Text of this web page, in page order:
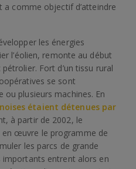
a comme objectif d’atteindre
les énergies
l’éolien, remonte au début
Fort d’un tissu rural
se sont
ou plusieurs machines. En
étaient détenues par
à partir de 2002, le
œuvre le programme de
les parcs de grande
importants entrent alors en